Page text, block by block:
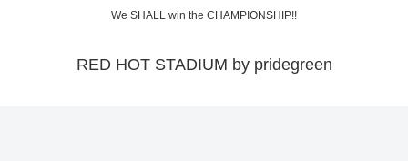
We SHALL win the CHAMPIONSHIP!!
RED HOT STADIUM by pridegreen